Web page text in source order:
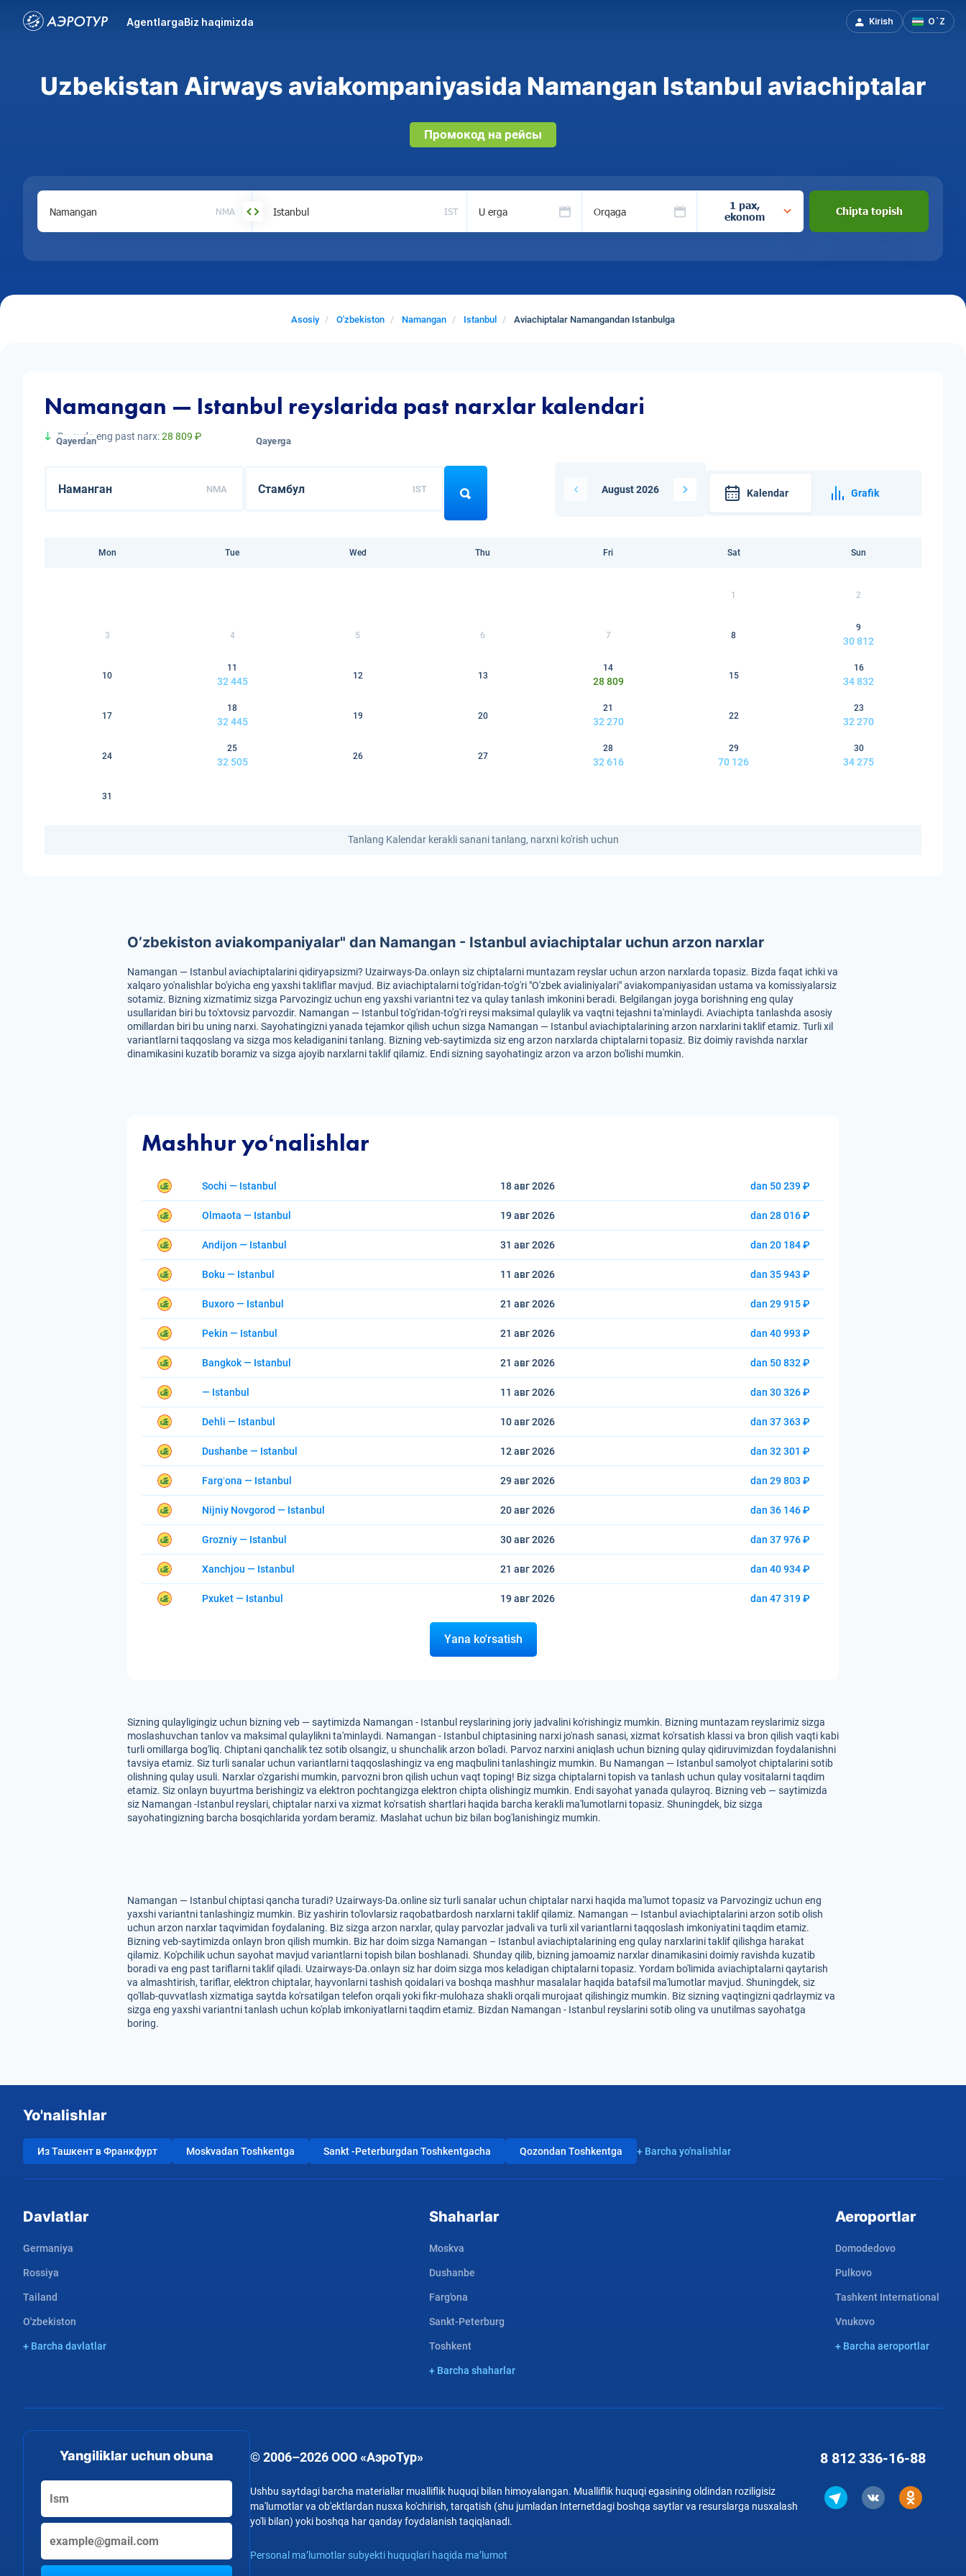
AgentlargaBiz haqimizda Kirish O`Z
Uzbekistan Airways aviakompaniyasida Namangan Istanbul aviachiptalar
Промокод на рейсы
NMA IST U erga Orqaga
1 pax,
ekonom
Chipta topish
Asosiy O'zbekiston Namangan Istanbul Aviachiptalar Namangandan Istanbulga
Namangan — Istanbul reyslarida past narxlar kalendari
Bu oyda eng past narx:28 809 ₽
Qayerdan
NMA
Qayerga
IST August 2026 Kalendar Grafik
Mon Tue Wed Thu Fri Sat Sun
1 2
3 4 5 6 7 8
9
30 812
10
11
32 445
12 13
14
28 809
15
16
34 832
17
18
32 445
19 20
21
32 270
22
23
32 270
24
25
32 505
26 27
28
32 616
29
70 126
30
34 275
31
Tanlang Kalendar kerakli sanani tanlang, narxni ko'rish uchun
O’zbekiston aviakompaniyalar" dan Namangan - Istanbul aviachiptalar uchun arzon narxlar
Namangan — Istanbul aviachiptalarini qidiryapsizmi? Uzairways-Da.onlayn siz chiptalarni muntazam reyslar uchun arzon narxlarda topasiz. Bizda faqat ichki va
xalqaro yo'nalishlar bo'yicha eng yaxshi takliflar mavjud. Biz aviachiptalarni to'g'ridan-to'g'ri "O'zbek avialiniyalari" aviakompaniyasidan ustama va komissiyalarsiz
sotamiz. Bizning xizmatimiz sizga Parvozingiz uchun eng yaxshi variantni tez va qulay tanlash imkonini beradi. Belgilangan joyga borishning eng qulay
usullaridan biri bu to'xtovsiz parvozdir. Namangan — Istanbul to'g'ridan-to'g'ri reysi maksimal qulaylik va vaqtni tejashni ta'minlaydi. Aviachipta tanlashda asosiy
omillardan biri bu uning narxi. Sayohatingizni yanada tejamkor qilish uchun sizga Namangan — Istanbul aviachiptalarining arzon narxlarini taklif etamiz. Turli xil
variantlarni taqqoslang va sizga mos keladiganini tanlang. Bizning veb-saytimizda siz eng arzon narxlarda chiptalarni topasiz. Biz doimiy ravishda narxlar
dinamikasini kuzatib boramiz va sizga ajoyib narxlarni taklif qilamiz. Endi sizning sayohatingiz arzon va arzon bo'lishi mumkin.
Mashhur yoʻnalishlar
Sochi — Istanbul 18 авг2026 dan 50 239 ₽
Olmaota — Istanbul 19 авг2026 dan 28 016 ₽
Andijon — Istanbul 31 авг2026 dan 20 184 ₽
Boku — Istanbul 11 авг2026 dan 35 943 ₽
Buxoro — Istanbul 21 авг2026 dan 29 915 ₽
Pekin — Istanbul 21 авг2026 dan 40 993 ₽
Bangkok — Istanbul 21 авг2026 dan 50 832 ₽
— Istanbul 11 авг2026 dan 30 326 ₽
Dehli — Istanbul 10 авг2026 dan 37 363 ₽
Dushanbe — Istanbul 12 авг2026 dan 32 301 ₽
Fargʻona — Istanbul 29 авг2026 dan 29 803 ₽
Nijniy Novgorod — Istanbul 20 авг2026 dan 36 146 ₽
Grozniy — Istanbul 30 авг2026 dan 37 976 ₽
Xanchjou — Istanbul 21 авг2026 dan 40 934 ₽
Pxuket — Istanbul 19 авг2026 dan 47 319 ₽
Yana ko'rsatish
Sizning qulayligingiz uchun bizning veb — saytimizda Namangan - Istanbul reyslarining joriy jadvalini ko'rishingiz mumkin. Bizning muntazam reyslarimiz sizga
moslashuvchan tanlov va maksimal qulaylikni ta'minlaydi. Namangan - Istanbul chiptasining narxi jo'nash sanasi, xizmat ko'rsatish klassi va bron qilish vaqti kabi
turli omillarga bog'liq. Chiptani qanchalik tez sotib olsangiz, u shunchalik arzon bo'ladi. Parvoz narxini aniqlash uchun bizning qulay qidiruvimizdan foydalanishni
tavsiya etamiz. Siz turli sanalar uchun variantlarni taqqoslashingiz va eng maqbulini tanlashingiz mumkin. Bu Namangan — Istanbul samolyot chiptalarini sotib
olishning qulay usuli. Narxlar o'zgarishi mumkin, parvozni bron qilish uchun vaqt toping! Biz sizga chiptalarni topish va tanlash uchun qulay vositalarni taqdim
etamiz. Siz onlayn buyurtma berishingiz va elektron pochtangizga elektron chipta olishingiz mumkin. Endi sayohat yanada qulayroq. Bizning veb — saytimizda
siz Namangan -Istanbul reyslari, chiptalar narxi va xizmat ko'rsatish shartlari haqida barcha kerakli ma'lumotlarni topasiz. Shuningdek, biz sizga
sayohatingizning barcha bosqichlarida yordam beramiz. Maslahat uchun biz bilan bog'lanishingiz mumkin.
Namangan — Istanbul chiptasi qancha turadi? Uzairways-Da.online siz turli sanalar uchun chiptalar narxi haqida ma'lumot topasiz va Parvozingiz uchun eng
yaxshi variantni tanlashingiz mumkin. Biz yashirin to'lovlarsiz raqobatbardosh narxlarni taklif qilamiz. Namangan — Istanbul aviachiptalarini arzon sotib olish
uchun arzon narxlar taqvimidan foydalaning. Biz sizga arzon narxlar, qulay parvozlar jadvali va turli xil variantlarni taqqoslash imkoniyatini taqdim etamiz.
Bizning veb-saytimizda onlayn bron qilish mumkin. Biz har doim sizga Namangan – Istanbul aviachiptalarining eng qulay narxlarini taklif qilishga harakat
qilamiz. Ko'pchilik uchun sayohat mavjud variantlarni topish bilan boshlanadi. Shunday qilib, bizning jamoamiz narxlar dinamikasini doimiy ravishda kuzatib
boradi va eng past tariflarni taklif qiladi. Uzairways-Da.onlayn siz har doim sizga mos keladigan chiptalarni topasiz. Yordam bo'limida aviachiptalarni qaytarish
va almashtirish, tariflar, elektron chiptalar, hayvonlarni tashish qoidalari va boshqa mashhur masalalar haqida batafsil ma'lumotlar mavjud. Shuningdek, siz
qo'llab-quvvatlash xizmatiga saytda ko'rsatilgan telefon orqali yoki fikr-mulohaza shakli orqali murojaat qilishingiz mumkin. Biz sizning vaqtingizni qadrlaymiz va
sizga eng yaxshi variantni tanlash uchun ko'plab imkoniyatlarni taqdim etamiz. Bizdan Namangan - Istanbul reyslarini sotib oling va unutilmas sayohatga
boring.
Yo'nalishlar
Из Ташкент в Франкфурт Moskvadan Toshkentga Sankt -Peterburgdan Toshkentgacha Qozondan Toshkentga + Barcha yo'nalishlar
Davlatlar
Germaniya
Rossiya
Tailand
O'zbekiston
+ Barcha davlatlar
Shaharlar
Moskva
Dushanbe
Farg'ona
Sankt-Peterburg
Toshkent
+ Barcha shaharlar
Aeroportlar
Domodedovo
Pulkovo
Tashkent International
Vnukovo
+ Barcha aeroportlar
Yangiliklar uchun obuna © 2006–2026 ООО «АэроТур»
Ushbu saytdagi barcha materiallar mualliflik huquqi bilan himoyalangan. Mualliflik huquqi egasining oldindan roziligisiz
ma'lumotlar va ob'ektlardan nusxa ko'chirish, tarqatish (shu jumladan Internetdagi boshqa saytlar va resurslarga nusxalash
yo'li bilan) yoki boshqa har qanday foydalanish taqiqlanadi.
Personal ma’lumotlar subyekti huquqlari haqida ma’lumot
8 812 336-16-88